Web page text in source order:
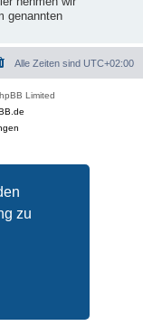
zu
genannten
Alle Zeiten sind UTC+02:00
Limited